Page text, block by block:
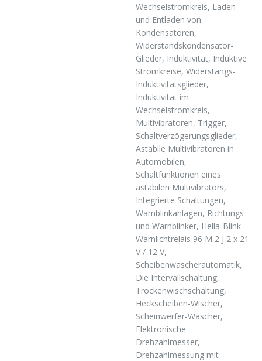
Wechselstromkreis, Laden
und Entladen von
Kondensatoren,
Widerstandskondensator-
Glieder, Induktivität, Induktive
Stromkreise, Widerstangs-
Induktivitätsglieder,
Induktivität im
Wechselstromkreis,
Multivibratoren, Trigger,
Schaltverzögerungsglieder,
Astabile Multivibratoren in
Automobilen,
Schaltfunktionen eines
astabilen Multivibrators,
Integrierte Schaltungen,
Warnblinkanlagen, Richtungs-
und Warnblinker, Hella-Blink-
Warnlichtrelais 96 M 2 J 2 x 21
V / 12 V,
Scheibenwascherautomatik,
Die Intervallschaltung,
Trockenwischschaltung,
Heckscheiben-Wischer,
Scheinwerfer-Wascher,
Elektronische
Drehzahlmesser,
Drehzahlmessung mit